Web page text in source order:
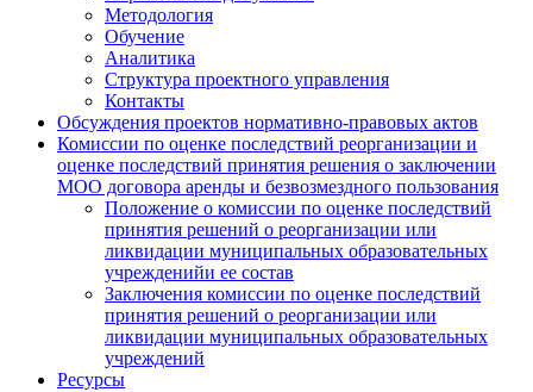
Методология
Обучение
Аналитика
Структура проектного управления
Контакты
Обсуждения проектов нормативно-правовых актов
Комиссии по оценке последствий реорганизации и
оценке последствий принятия решения о заключении
МОО договора аренды и безвозмездного пользования
Положение о комиссии по оценке последствий
принятия решений о реорганизации или
ликвидации муниципальных образовательных
учрежденийи ее состав
Заключения комиссии по оценке последствий
принятия решений о реорганизации или
ликвидации муниципальных образовательных
учреждений
Ресурсы